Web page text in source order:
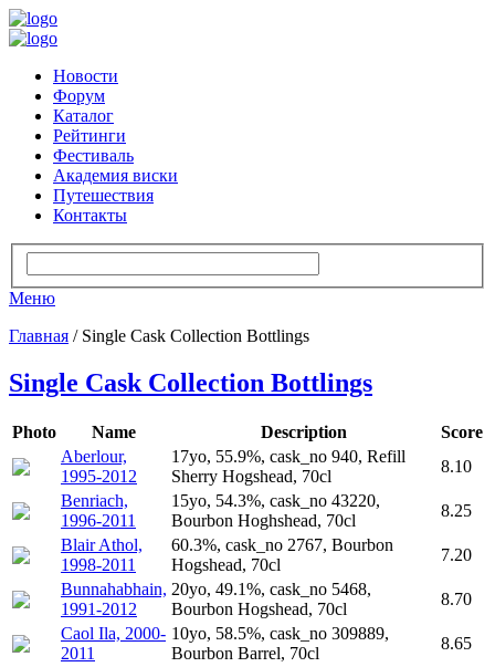
Новости
Форум
Каталог
Рейтинги
Фестиваль
Академия виски
Путешествия
Контакты
Меню
Главная / Single Cask Collection Bottlings
Single Cask Collection Bottlings
Photo Name Description
Score
Aberlour,
1995-2012
17yo, 55.9%, cask_no 940, Refill
Sherry Hogshead, 70cl
8.10
Benriach,
1996-2011
15yo, 54.3%, cask_no 43220,
Bourbon Hoghshead, 70cl
8.25
Blair Athol,
1998-2011
60.3%, cask_no 2767, Bourbon
Hogshead, 70cl
7.20
Bunnahabhain,
1991-2012
20yo, 49.1%, cask_no 5468,
Bourbon Hogshead, 70cl
8.70
Caol Ila, 2000-
2011
10yo, 58.5%, cask_no 309889,
Bourbon Barrel, 70cl
8.65